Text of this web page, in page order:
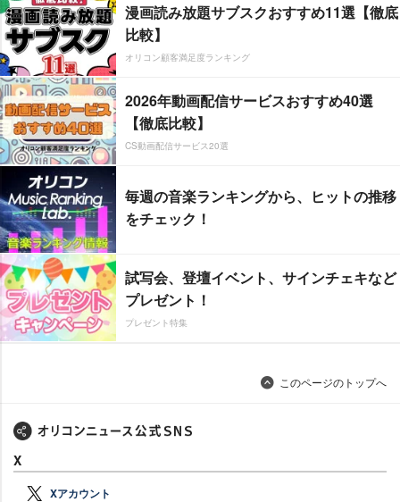
漫画読み放題サブスクおすすめ11選【徹底
比較】
オリコン顧客満足度ランキング
2026年動画配信サービスおすすめ40選
【徹底比較】
CS動画配信サービス20選
毎週の音楽ランキングから、ヒットの推移
をチェック！
試写会、登壇イベント、サインチェキなど
プレゼント！
プレゼント特集
このページのトップへ
X
Xアカウント